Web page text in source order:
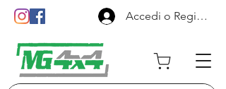
Accedi o Registrati